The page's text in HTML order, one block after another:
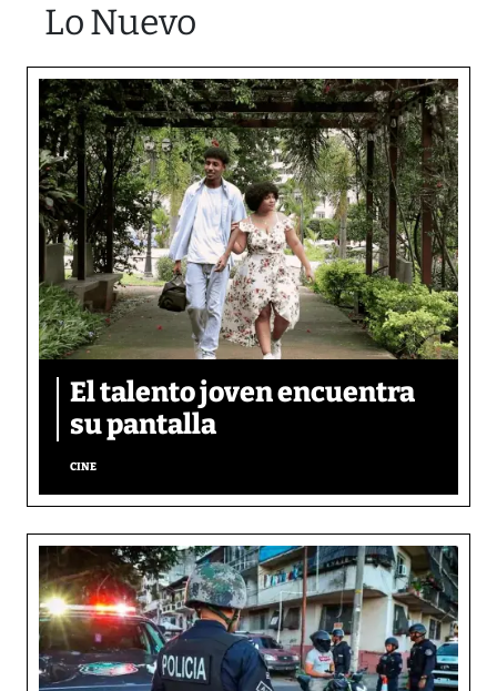
Lo Nuevo
El talento joven encuentra
su pantalla​
CINE